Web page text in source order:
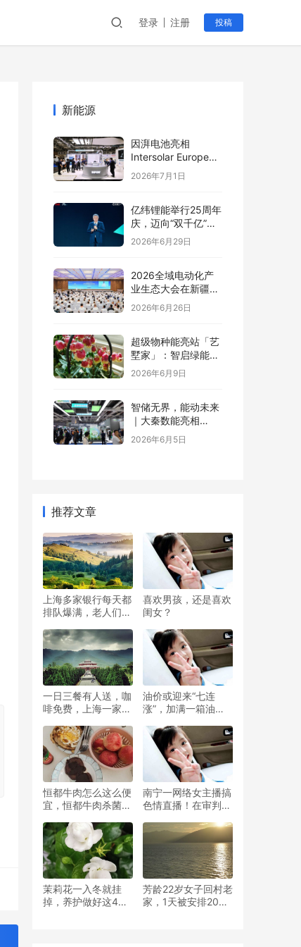
登录 注册 投稿
新能源
因湃电池亮相
Intersolar Europe
2026:以车规级安全
推动全球储能产业标
2026年7月1日
亿纬锂能举行25周年
庆，迈向“双千亿”新
阶段
2026年6月29日
2026全域电动化产
业生态大会在新疆塔
城盛大开幕
2026年6月26日
超级物种能亮站「艺
墅家」：智启绿能，
省钱又增值
2026年6月9日
智储无界，能动未来
｜大秦数能亮相
SNEC，以全场景储
能方案诠释“智储”新
2026年6月5日
推荐文章
上海多家银行每天都
排队爆满，老人们凌
怨声载道
喜欢男孩，还是喜欢
闺女？
一日三餐有人送，咖
啡免费，上海一家酒
套餐”已被抢空
油价或迎来“七连
涨”，加满一箱油将
恒都牛肉怎么这么便
宜，恒都牛肉杀菌了
南宁一网络女主播搞
色情直播！在审判中
茉莉花一入冬就挂
掉，养护做好这4
芳龄22岁女子回村老
家，1天被安排20场